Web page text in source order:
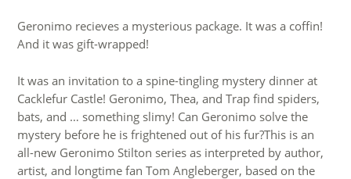
Geronimo recieves a mysterious package. It was a coffin!
And it was gift-wrapped!
It was an invitation to a spine-tingling mystery dinner at
Cacklefur Castle! Geronimo, Thea, and Trap find spiders,
bats, and … something slimy! Can Geronimo solve the
mystery before he is frightened out of his fur?This is an
all-new Geronimo Stilton series as interpreted by author,
artist, and longtime fan Tom Angleberger, based on the